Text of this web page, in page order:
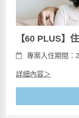
【60 PLUS】
專案入住期間：
詳細內容＞